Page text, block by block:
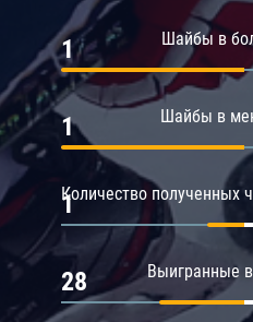
Шайбы в
1
Шайбы в
1
Количество полученных
1
Выигранные
28